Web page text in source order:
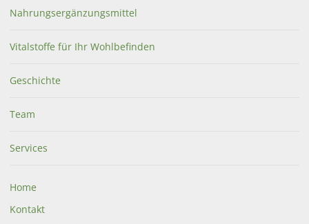
Nahrungsergänzungsmittel
Vitalstoffe für Ihr Wohlbefinden
Geschichte
Team
Services
Home
Kontakt